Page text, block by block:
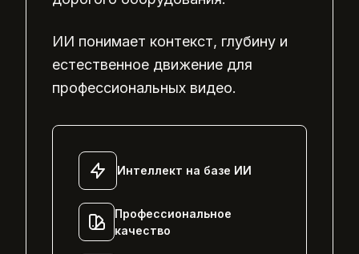
ИИ понимает контекст, глубину и
естественное движение для
профессиональных видео.
Интеллект на базе ИИ
Профессиональное
качество